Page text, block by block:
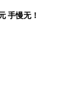
手慢无！